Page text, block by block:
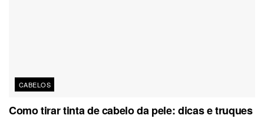
CABELOS
Como tirar tinta de cabelo da pele: dicas e truques